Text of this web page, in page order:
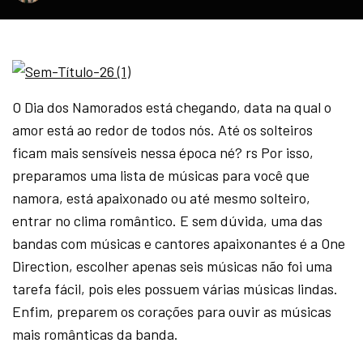
O Dia dos Namorados está chegando, data na qual o
amor está ao redor de todos nós. Até os solteiros
ficam mais sensíveis nessa época né? rs Por isso,
preparamos uma lista de músicas para você que
namora, está apaixonado ou até mesmo solteiro,
entrar no clima romântico. E sem dúvida, uma das
bandas com músicas e cantores apaixonantes é a One
Direction, escolher apenas seis músicas não foi uma
tarefa fácil, pois eles possuem várias músicas lindas.
Enfim, preparem os corações para ouvir as músicas
mais românticas da banda.